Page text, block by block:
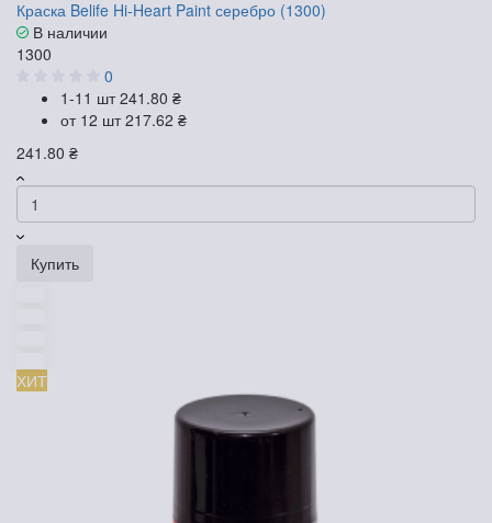
Краска Belife Hi-Heart Paint серебро (1300)
В наличии
1300
0
1-11 шт241.80 ₴
от 12 шт217.62 ₴
241.80 ₴
Купить
ХИТ